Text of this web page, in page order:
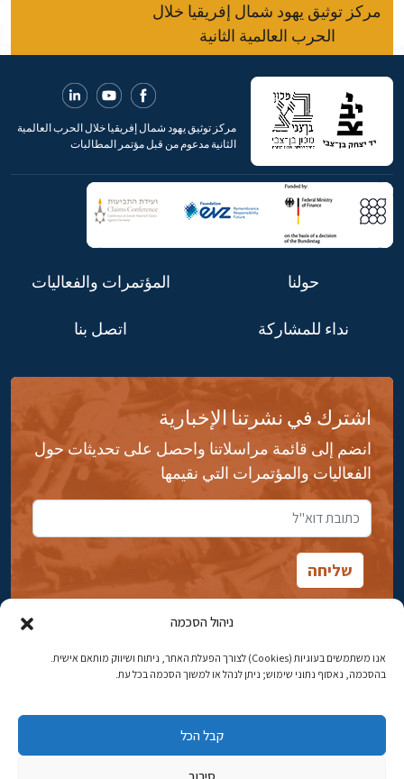
ניהול הסכמה
אנו משתמשים בעוגיות (Cookies) לצורך הפעלת האתר, ניתוח ושיווק מותאם אישית.
בהסכמה, נאסוף נתוני שימוש; ניתן לנהל או למשוך הסכמה בכל עת.
קבל הכל
סירוב
مركز توثيق يهود شمال إفريقيا خلال
الحرب العالمية الثانية
مركز توثيق يهود شمال إفريقيا خلال الحرب العالمية
الثانية مدعوم من قبل مؤتمر المطالبات
حولنا المؤتمرات والفعاليات
نداء للمشاركة اتصل بنا
اشترك في نشرتنا الإخبارية
انضم إلى قائمة مراسلاتنا واحصل على تحديثات حول
الفعاليات والمؤتمرات التي نقيمها
شارع ابن جبيرول، رحافيا ١٤ أورشليم - القدس
البريد الإلكتروني:najww2@ybz.org.il